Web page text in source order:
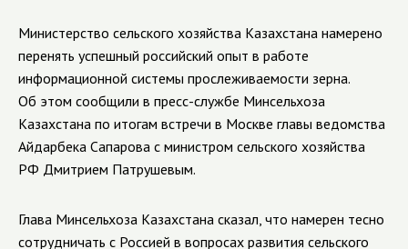
Министерство сельского хозяйства Казахстана намерено
перенять успешный российский опыт в работе
информационной системы прослеживаемости зерна.
Об этом сообщили в пресс-службе Минсельхоза
Казахстана по итогам встречи в Москве главы ведомства
Айдарбека Сапарова с министром сельского хозяйства
РФ Дмитрием Патрушевым.
Глава Минсельхоза Казахстана сказал, что намерен тесно
сотрудничать с Россией в вопросах развития сельского